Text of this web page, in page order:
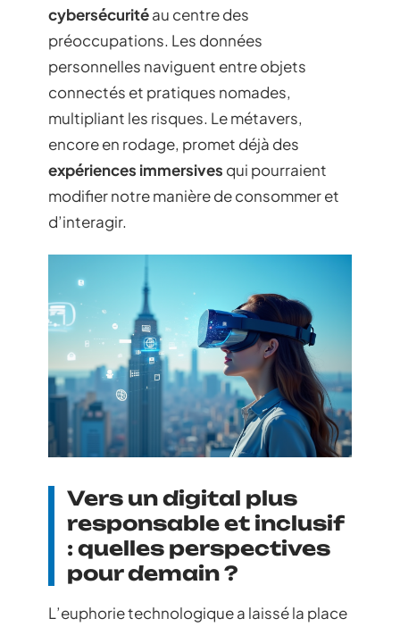
cybersécuritéau centre des
préoccupations. Les données
personnelles naviguent entre objets
connectés et pratiques nomades,
multipliant les risques. Le métavers,
encore en rodage, promet déjà des
expériences immersives qui pourraient
modifier notre manière de consommer et
d’interagir.
Vers un digital plus
responsable et inclusif
: quelles perspectives
pour demain ?
L’euphorie technologique a laissé la place